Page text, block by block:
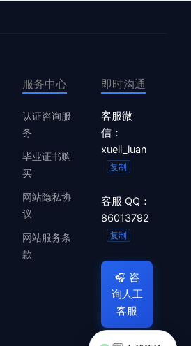
服务中心
认证咨询服
务
毕业证书购
买
网站隐私协
议
网站服务条
款
即时沟通
客服微
信：
xueli_luan
复制
客服 QQ：
86013792
复制
🎧 咨
询人工
客服